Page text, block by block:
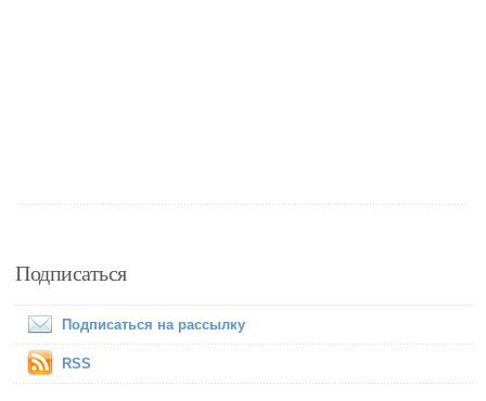
Подписаться
Подписаться на рассылку
RSS